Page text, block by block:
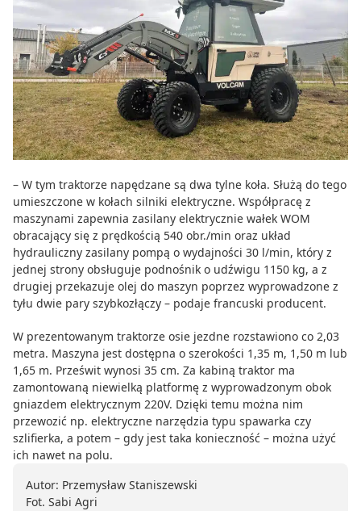
– W tym traktorze napędzane są dwa tylne koła. Służą do tego
umieszczone w kołach silniki elektryczne. Współpracę z
maszynami zapewnia zasilany elektrycznie wałek WOM
obracający się z prędkością 540 obr./min oraz układ
hydrauliczny zasilany pompą o wydajności 30 l/min, który z
jednej strony obsługuje podnośnik o udźwigu 1150 kg, a z
drugiej przekazuje olej do maszyn poprzez wyprowadzone z
tyłu dwie pary szybkozłączy – podaje francuski producent.
W prezentowanym traktorze osie jezdne rozstawiono co 2,03
metra. Maszyna jest dostępna o szerokości 1,35 m, 1,50 m lub
1,65 m. Prześwit wynosi 35 cm. Za kabiną traktor ma
zamontowaną niewielką platformę z wyprowadzonym obok
gniazdem elektrycznym 220V. Dzięki temu można nim
przewozić np. elektryczne narzędzia typu spawarka czy
szlifierka, a potem – gdy jest taka konieczność – można użyć
ich nawet na polu.
Autor: Przemysław Staniszewski
Fot. Sabi Agri